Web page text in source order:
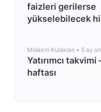
faizleri gerilerse
yükselebilecek
Midas’ın Kulakları • 5 ay
Yatırımcı takvimi
haftası